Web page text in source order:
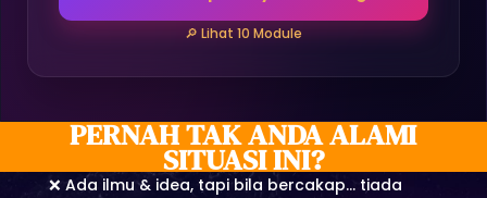
🔎 Lihat 10 Module
PERNAH TAK ANDA ALAMI
SITUASI INI?
❌ Ada ilmu & idea, tapi bila bercakap… tiada